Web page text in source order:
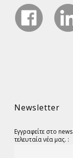
Newsletter
Εγγραφείτε στο
τελευταία νέα μας. :